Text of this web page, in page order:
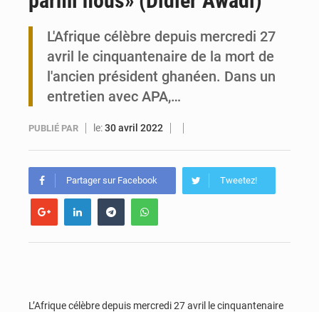
Carte Brune CEDEAO : Lomé mise sur la digitalisation des sinistres
Syrie : Explosion mortelle sur un minibus à Jaramana (Damas)
L'Afrique célèbre depuis mercredi 27
avril le cinquantenaire de la mort de
l'ancien président ghanéen. Dans un
entretien avec APA,…
PUBLIÉ PAR le:30 avril 2022
Partager sur Facebook Tweetez!
L’Afrique célèbre depuis mercredi 27 avril le cinquantenaire